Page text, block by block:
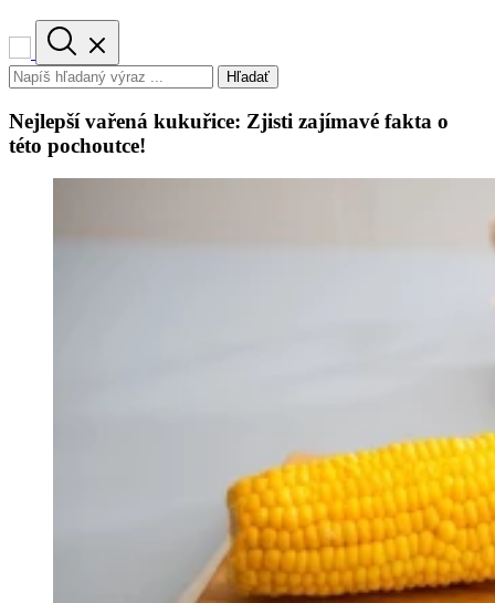
Hľadať
Nejlepší vařená kukuřice: Zjisti zajímavé fakta o
této pochoutce!